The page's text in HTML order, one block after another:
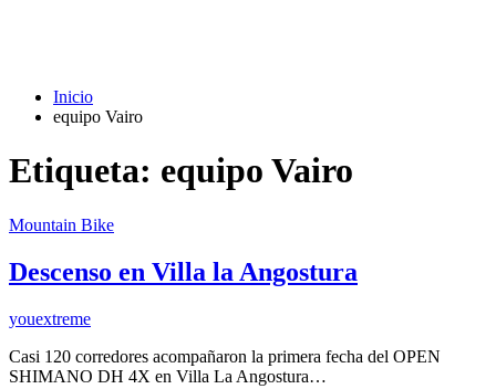
Inicio
equipo Vairo
Etiqueta: equipo Vairo
Mountain Bike
Descenso en Villa la Angostura
youextreme
Casi 120 corredores acompañaron la primera fecha del OPEN
SHIMANO DH 4X en Villa La Angostura…